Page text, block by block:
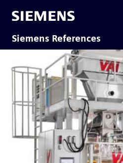
Siemens References